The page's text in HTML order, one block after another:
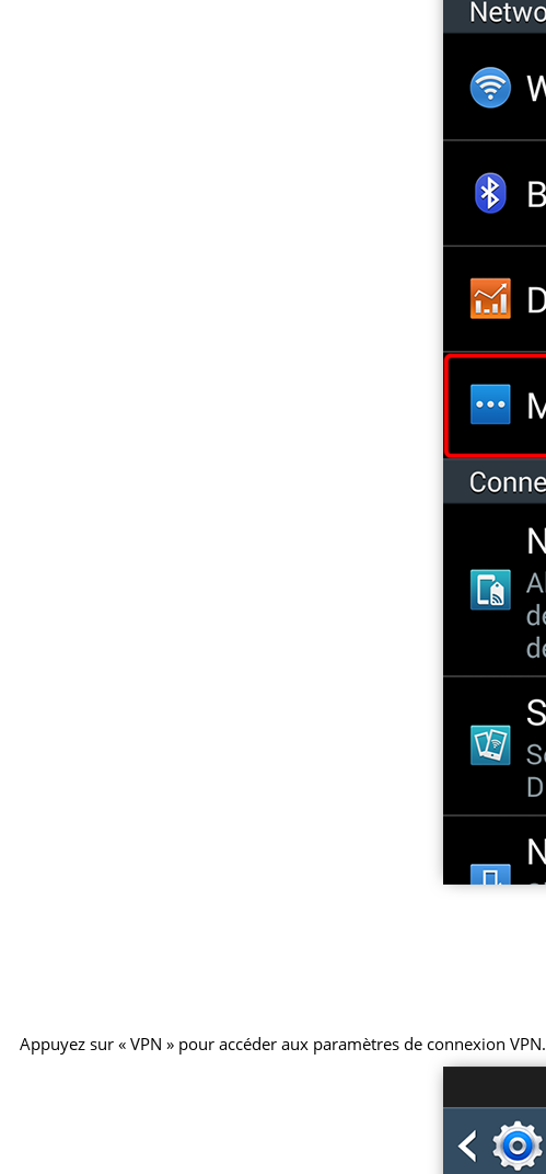
Appuyez sur « VPN » pour accéder aux paramètres de connexion VPN.